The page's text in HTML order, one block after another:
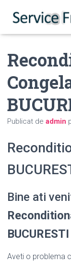
Publicat de admin
Bine ati
BUCURESTI
Aveti o problema